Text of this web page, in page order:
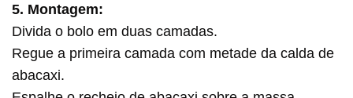
5. Montagem:
Divida o bolo em duas camadas.
Regue a primeira camada com metade da calda de
abacaxi.